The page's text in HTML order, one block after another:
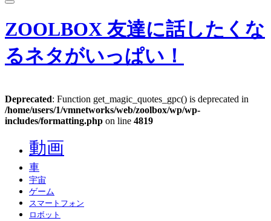
ZOOLBOX 友達に話したくな
るネタがいっぱい！
Deprecated: Function get_magic_quotes_gpc() is deprecated in
/home/users/1/vmnetworks/web/zoolbox/wp/wp-
includes/formatting.php on line 4819
動画
車
宇宙
ゲーム
スマートフォン
ロボット